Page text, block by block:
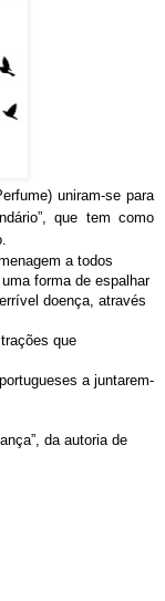
uniram-se para
que tem como
a todos
forma de espalhar
doença, através
que
a juntarem-
da autoria de